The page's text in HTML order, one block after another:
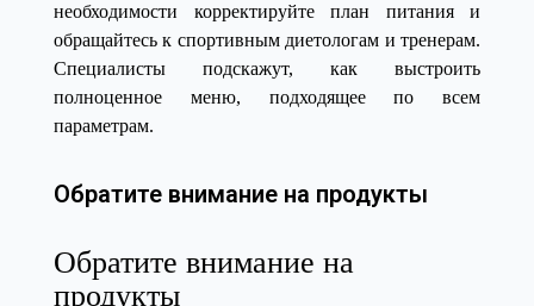
необходимости корректируйте план питания и
обращайтесь к спортивным диетологам и тренерам.
Специалисты подскажут, как выстроить
полноценное меню, подходящее по всем
параметрам.
Обратите внимание на продукты
Обратите внимание на
продукты